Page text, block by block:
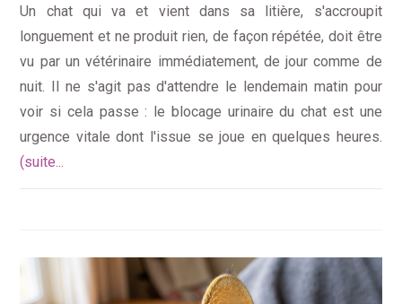
Un chat qui va et vient dans sa litière, s'accroupit
longuement et ne produit rien, de façon répétée, doit être
vu par un vétérinaire immédiatement, de jour comme de
nuit. Il ne s'agit pas d'attendre le lendemain matin pour
voir si cela passe : le blocage urinaire du chat est une
urgence vitale dont l'issue se joue en quelques heures.
(suite...